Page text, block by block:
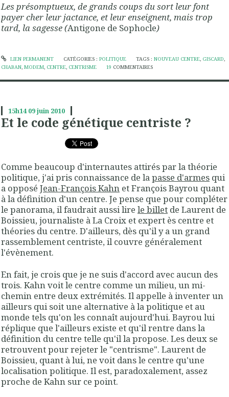
Les présomptueux, de grands coups du sort leur font
payer cher leur jactance, et leur enseignent, mais trop
tard, la sagesse (Antigone de Sophocle)
LIEN PERMANENT CATÉGORIES : POLITIQUE TAGS :NOUVEAU CENTRE, GISCARD,
CHABAN, MODEM, CENTRE, CENTRISME 19 COMMENTAIRES
15h14 09juin 2010
Et le code génétique centriste ?
Comme beaucoup d'internautes attirés par la théorie
politique, j'ai pris connaissance de lapasse d'armes qui
a opposé Jean-François Kahn et François Bayrou quant
à la définition d'un centre. Je pense que pour compléter
le panorama, il faudrait aussi lire le billet de Laurent de
Boissieu, journaliste à La Croix et expert ès centre et
théories du centre. D'ailleurs, dès qu'il y a un grand
rassemblement centriste, il couvre généralement
l'évènement.
En fait, je crois que je ne suis d'accord avec aucun des
trois. Kahn voit le centre comme un milieu, un mi-
chemin entre deux extrémités. Il appelle à inventer un
ailleurs qui soit une alternative à la politique et au
monde tels qu'on les connaît aujourd'hui. Bayrou lui
réplique que l'ailleurs existe et qu'il rentre dans la
définition du centre telle qu'il la propose. Les deux se
retrouvent pour rejeter le "centrisme". Laurent de
Boissieu, quant à lui, ne voit dans le centre qu'une
localisation politique. Il est, paradoxalement, assez
proche de Kahn sur ce point.